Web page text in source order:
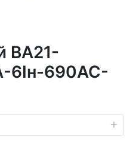
ВА21-
6Iн-690AC-